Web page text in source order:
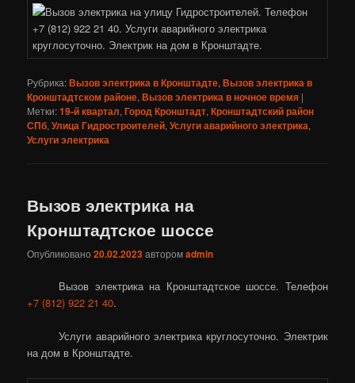
Рубрика:Вызов электрика в Кронштадте,Вызов электрика в
Кронштадтском районе,Вызов электрика в ночное время |
Метки:19-й квартал,Город Кронштадт,Кронштадтский район
СПб,Улица Гидростроителей,Услуги аварийного электрика,
Услуги электрика
Вызов электрика на
Кронштадтское шоссе
Опубликовано20.02.2023авторомadmin
Вызов электрика на Кронштадтское шоссе. Телефон
+7 (812) 922 21 40.
Услуги аварийного электрика круглосуточно. Электрик
на дом в Кронштадте.